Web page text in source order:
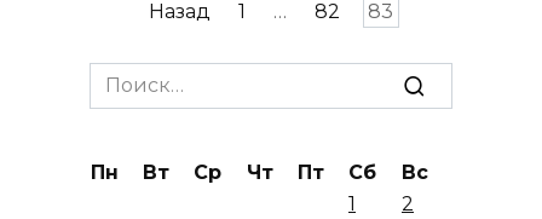
Назад 1 … 82 83
Search
for:
Пн Вт Ср Чт Пт Сб
Вс
1
2